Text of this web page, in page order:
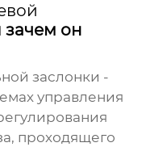
зачем он
заслонки -
управления
проходящего